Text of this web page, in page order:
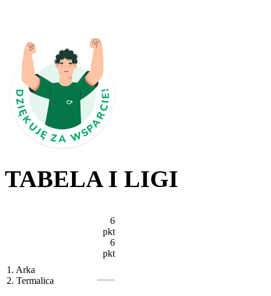
TABELA I LIGI
1. Arka
2. Termalica
6
pkt
6
pkt